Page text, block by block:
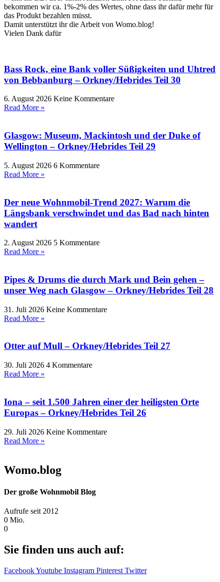
bekommen wir ca. 1%-2% des Wertes, ohne dass ihr dafür mehr für
das Produkt bezahlen müsst.
Damit unterstützt ihr die Arbeit von Womo.blog!
Vielen Dank dafür
Bass Rock, eine Bank voller Süßigkeiten und Uhtred
von Bebbanburg – Orkney/Hebrides Teil 30
6. August 2026 Keine Kommentare
Read More »
Glasgow: Museum, Mackintosh und der Duke of
Wellington – Orkney/Hebrides Teil 29
5. August 2026 6 Kommentare
Read More »
Der neue Wohnmobil-Trend 2027: Warum die
Längsbank verschwindet und das Bad nach hinten
wandert
2. August 2026 5 Kommentare
Read More »
Pipes & Drums die durch Mark und Bein gehen –
unser Weg nach Glasgow – Orkney/Hebrides Teil 28
31. Juli 2026 Keine Kommentare
Read More »
Otter auf Mull – Orkney/Hebrides Teil 27
30. Juli 2026 4 Kommentare
Read More »
Iona – seit 1.500 Jahren einer der heiligsten Orte
Europas – Orkney/Hebrides Teil 26
29. Juli 2026 Keine Kommentare
Read More »
Womo.blog
Der große Wohnmobil Blog​
Aufrufe seit 2012
0 Mio.
0
Sie finden uns auch auf:
FacebookYoutube Instagram Pinterest Twitter